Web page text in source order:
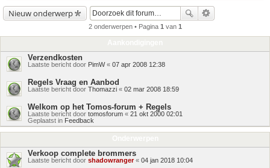
Nieuw onderwerp
2 onderwerpen • Pagina 1 van 1
Verzendkosten
Laatste bericht door PimW« 07 apr 2008 12:38
Regels Vraag en Aanbod
Laatste bericht door Thomazzi « 02 mar 2008 18:59
Welkom op het Tomos-forum + Regels
Laatste bericht door tomosforum « 21 okt 2000 02:01
Geplaatst in Feedback
Verkoop complete brommers
Laatste bericht door shadowranger« 04 jan 2018 10:04